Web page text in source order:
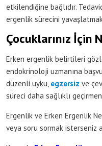
etkilendiğine bağlıdır.
ergenlik sürecini
Çocuklarınız İçin
Erken ergenlik belirtileri
endokrinoloji uzmanına
düzenli uyku, egzersiz ve
süreci daha sağlıklı
Ergenlik ve Erken Ergenlik
veya soru sormak isterseniz